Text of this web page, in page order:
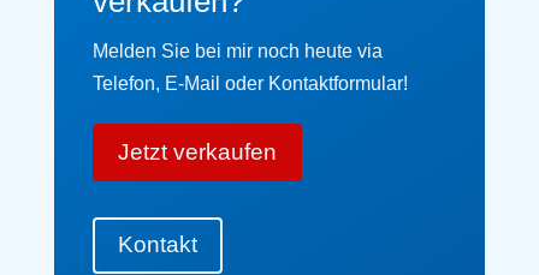
Melden Sie bei mir noch heute via
Telefon, E-Mail oder Kontaktformular!
Jetzt verkaufen
Kontakt